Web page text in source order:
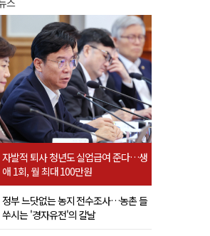
스
자발적 퇴사 청년도 실업급여 준다…생
애 1회, 월 최대 100만원
정부 느닷없는 농지 전수조사…농촌 들
쑤시는 '경자유전'의 칼날